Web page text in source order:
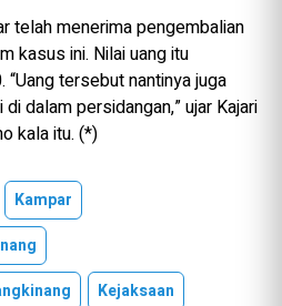
telah menerima pengembalian
kasus ini. Nilai uang itu
tersebut nantinya juga
dalam persidangan,” ujar Kajari
kala itu. (*)
Kampar
Kejaksaan